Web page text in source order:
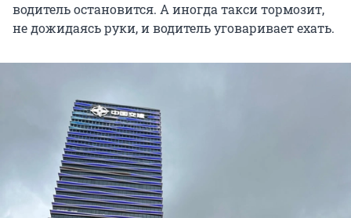
водитель остановится. А иногда такси тормозит,
не дожидаясь руки, и водитель уговаривает ехать.